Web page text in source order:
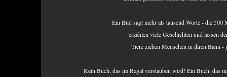
Ein Bild sagt mehr als tausend Worte - die 500
erzählen viele Geschichten und lassen
Tiere ziehen Menschen in ihren Bann
Kein Buch, das im Regal verstauben wird! Ein Buch, das